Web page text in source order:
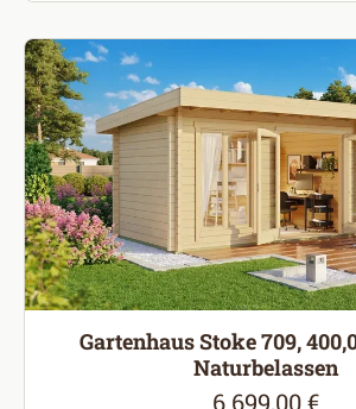
Gartenhaus Stoke 709,
Naturbelassen
Regulärer Preis:
6.699,00 €